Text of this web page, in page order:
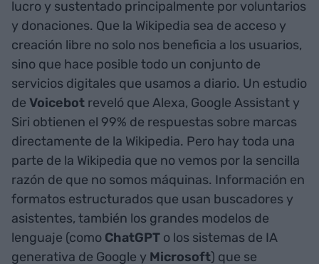
lucro y sustentado principalmente por voluntarios
y donaciones. Que la Wikipedia sea de acceso y
creación libre no solo nos beneficia a los usuarios,
sino que hace posible todo un conjunto de
servicios digitales que usamos a diario. Un estudio
de Voicebot reveló que Alexa, Google Assistant y
Siri obtienen el 99% de respuestas sobre marcas
directamente de la Wikipedia. Pero hay toda una
parte de la Wikipedia que no vemos por la sencilla
razón de que no somos máquinas. Información en
formatos estructurados que usan buscadores y
asistentes, también los grandes modelos de
lenguaje (como ChatGPT o los sistemas de IA
generativa de Google y Microsoft) que se